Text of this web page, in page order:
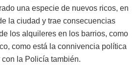
una especie de nuevos ricos, en
la ciudad y trae consecuencias
los alquileres en los barrios, como
como está la connivencia política
la Policía también.